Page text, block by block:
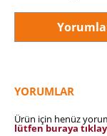
YORUMLAR
Ürün için henüz
lütfen buraya